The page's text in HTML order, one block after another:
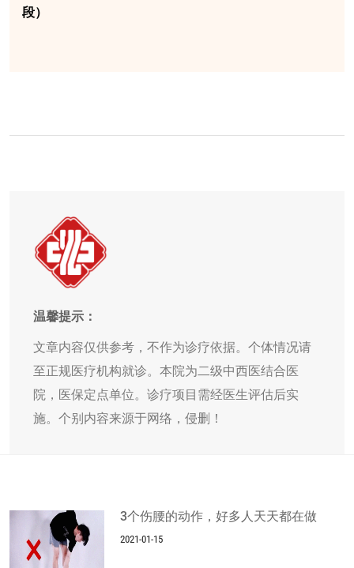
段）
温馨提示：
文章内容仅供参考，不作为诊疗依据。个体情况请
至正规医疗机构就诊。本院为二级中西医结合医
院，医保定点单位。诊疗项目需经医生评估后实
施。个别内容来源于网络，侵删！
3个伤腰的动作，好多人天天都在做
2021-01-15